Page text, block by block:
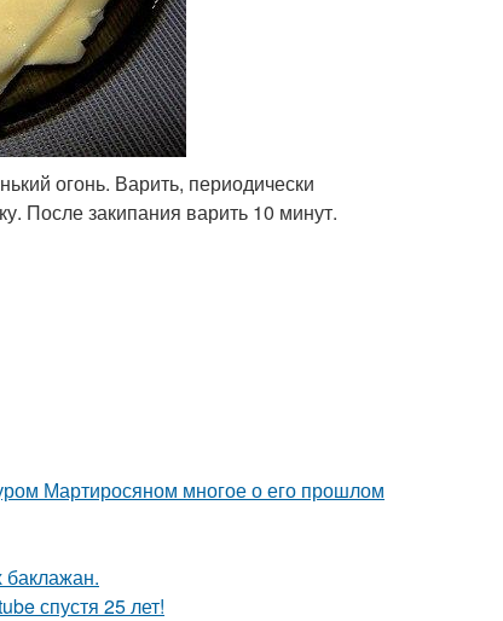
огонь. Варить, периодически
После закипания варить 10 минут.
Мартиросяном многое о его прошлом
спустя 25 лет!